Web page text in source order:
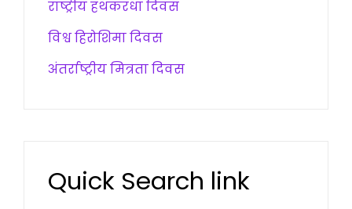
राष्ट्रीय हथकरधा दिवस
विश्व हिरोशिमा दिवस
अंतर्राष्ट्रीय मित्रता दिवस
Quick Search link